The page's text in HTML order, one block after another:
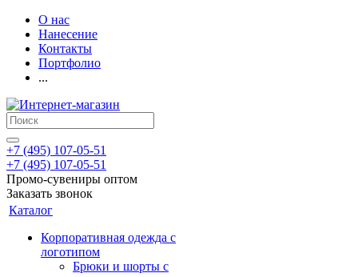
О нас
Нанесение
Контакты
Портфолио
...
+7 (495) 107-05-51
+7 (495) 107-05-51
Промо-сувениры оптом
Заказать звонок
Каталог
Корпоративная одежда с
логотипом
Брюки и шорты с